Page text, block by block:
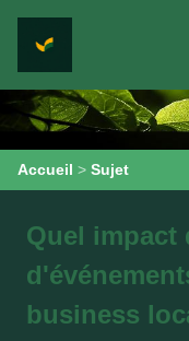
Accueil > Sujet
Quel impact
business